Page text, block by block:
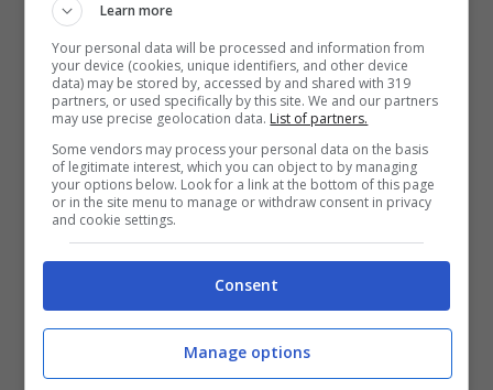
PROSCIUTTO E FORMAGGIO
Inizia scaldando leggermente il
forno a 180 gradi in modalità
ventilato. Srotola poi la pasta sfoglia
su un piano leggermente infarinato e
dimensione che preferisci. Io di
solito faccio circa 8 sitisce uguali,
così tutti hanno la stessa forma e
Learn more
Your personal data will be processed and information from
your device (cookies, unique identifiers, and other device
data) may be stored by, accessed by and shared with 319
partners, or used specifically by this site. We and our partners
may use precise geolocation data. List of partners.
Some vendors may process your personal data on the basis
of legitimate interest, which you can object to by managing
your options below. Look for a link at the bottom of this page
or in the site menu to manage or withdraw consent in privacy
and cookie settings.
Consent
Manage options